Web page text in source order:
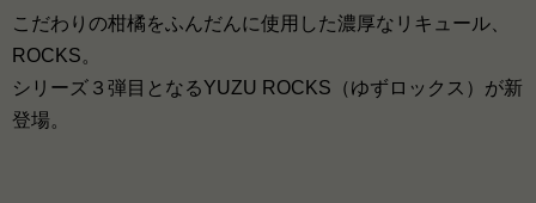
こだわりの柑橘をふんだんに使用した濃厚なリキュール、
ROCKS。
シリーズ３弾目となるYUZU ROCKS（ゆずロックス）が新
登場。